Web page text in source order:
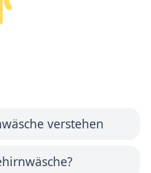
verstehen